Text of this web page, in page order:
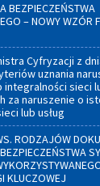
BEZPIECZEŃSTWA
– NOWY WZÓR
Cyfryzacji z
uznania
sieci
za naruszenie o
lub usług
RODZAJÓW
KLUCZOWEJ